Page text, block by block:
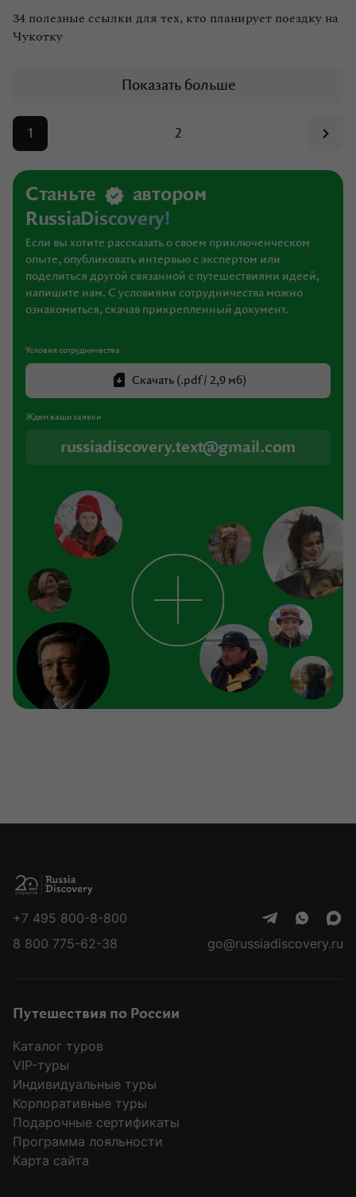
34 полезные ссылки для тех, кто планирует поездку на
Чукотку
Показать больше
1 2
Станьте
автором
RussiaDiscovery!
Если вы хотите рассказать о своем приключенческом
опыте, опубликовать интервью с экспертом или
поделиться другой связанной с путешествиями идеей,
напишите нам. С условиями сотрудничества можно
ознакомиться, скачав прикрепленный документ.
Условия сотрудничества
Скачать (.pdf / 2,9 мб)
Ждем ваши заявки
russiadiscovery.text@gmail.com
основателя
Вадим Мамонтов
Если спустя месяцы, а иногда и годы после
путешествия, я время от времени мысленно
к нему возвращаюсь, перебирая, словно
четки, его эмоциональные переживания, —
значит, эта поездка оказалась в моей
шкатулке самых драгоценных приключений.
+7 495 800-8-800
8 800 775-62-38
go@russiadiscovery.ru
Путешествия по России
Каталог туров
VIP-туры
Индивидуальные туры
Корпоративные туры
Подарочные сертификаты
Программа лояльности
Карта сайта